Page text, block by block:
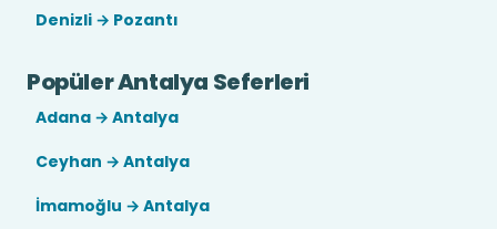
Denizli → Pozantı
Popüler Antalya Seferleri
Adana → Antalya
Ceyhan → Antalya
İmamoğlu → Antalya